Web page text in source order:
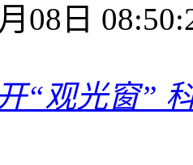
08日
“观光窗”